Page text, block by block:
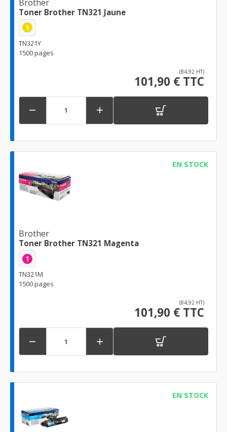
Brother
Toner Brother TN321 Jaune
1
TN321Y
1500 pages
(84,92 HT)
101,90 € TTC
 
EN STOCK
Brother
Toner Brother TN321 Magenta
1
TN321M
1500 pages
(84,92 HT)
101,90 € TTC
 
EN STOCK